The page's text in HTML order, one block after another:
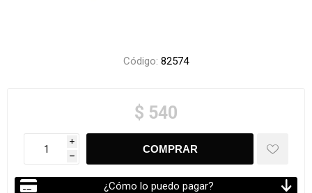
Código: 82574
$ 540
i
h
¿Cómo lo puedo pagar?